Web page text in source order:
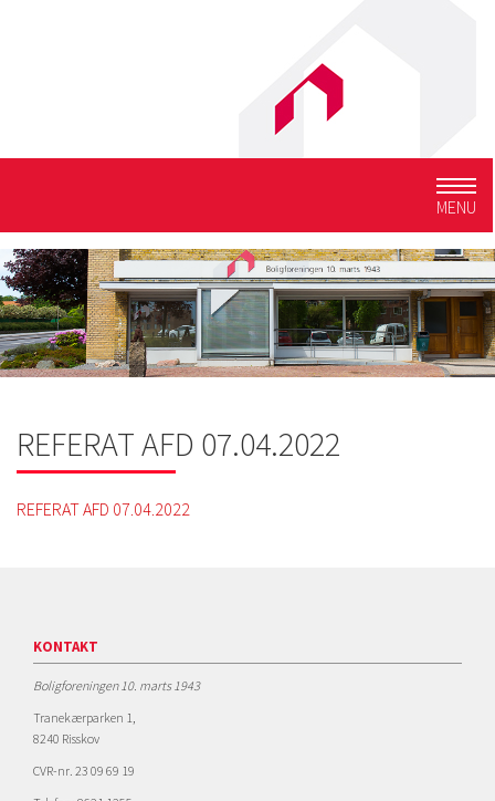
MENU
REFERAT AFD 07.04.2022
REFERAT AFD 07.04.2022
KONTAKT
Boligforeningen 10. marts 1943
Tranekærparken 1,
8240 Risskov
CVR-nr. 23 09 69 19